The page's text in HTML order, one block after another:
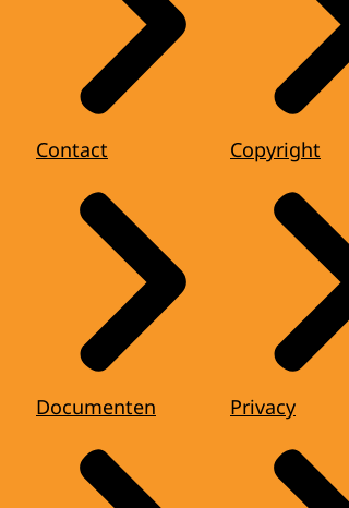
Contact
Documenten
Copyright
Privacy